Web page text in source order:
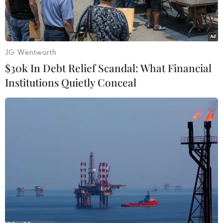
Người dân thành phố Đồng Xoài (Bình Phước) xếp hàng chờ
tiêm vaccine, ngày 12/10/2021. (Ảnh: TTXVN)
Trong bối cảnh số ca mắc COVID-19 tăng cao
mỗi ngày, tỉnh Bình Phước đang chuẩn bị các
phương án ứng phó trong tình huống có 5.000
ca mắc COVID-19 cần được chăm sóc y tế.
JG Wentworth
$30k In Debt Relief Scandal: What Financial
Institutions Quietly Conceal